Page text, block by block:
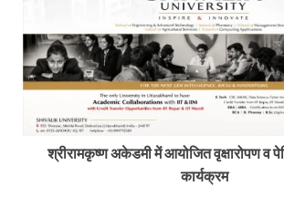
श्रीरामकृष्ण अकेडमी में आयोजित वृक्षारोपण व
कार्यक्रम